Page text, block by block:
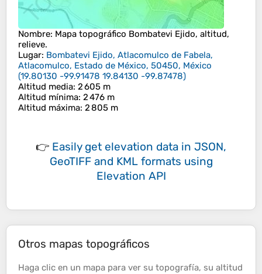
Nombre: Mapa topográfico Bombatevi Ejido, altitud,
relieve.
Lugar: Bombatevi Ejido, Atlacomulco de Fabela,
Atlacomulco, Estado de México, 50450, México
(19.80130 -99.91478 19.84130 -99.87478)
Altitud media: 2 605 m
Altitud mínima: 2 476 m
Altitud máxima: 2 805 m
👉 Easily get elevation data in JSON,
GeoTIFF and KML formats using
Elevation API
Otros mapas topográficos
Haga clic en un mapa para ver su topografía, su altitud